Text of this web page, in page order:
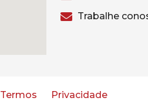
Trabalhe
Termos Privacidade